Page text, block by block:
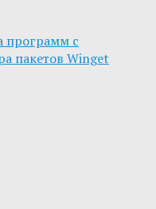
программ с
пакетов Winget